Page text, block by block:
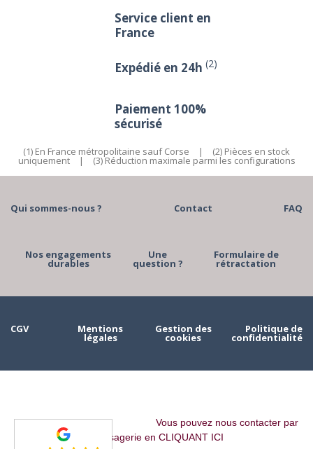
Service client en
France
Expédié en 24h (2)
Paiement 100%
sécurisé
(1) En France métropolitaine sauf Corse | (2) Pièces en stock
uniquement | (3) Réduction maximale parmi les configurations
Qui sommes-nous ? Contact FAQ
Nos engagements
durables
Une
question ?
Formulaire de
rétractation
CGV Mentions
légales
Gestion des
cookies
Politique de
confidentialité
Vous pouvez nous contacter par
messagerie en CLIQUANT ICI